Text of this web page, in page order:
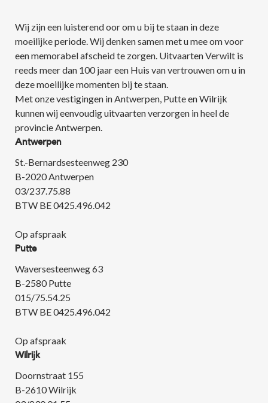
Wij zijn een luisterend oor om u bij te staan in deze
moeilijke periode. Wij denken samen met u mee om voor
een memorabel afscheid te zorgen. Uitvaarten Verwilt is
reeds meer dan 100 jaar een Huis van vertrouwen om u in
deze moeilijke momenten bij te staan.
Met onze vestigingen in Antwerpen, Putte en Wilrijk
kunnen wij eenvoudig uitvaarten verzorgen in heel de
provincie Antwerpen.
Antwerpen
St.-Bernardsesteenweg 230
B-2020 Antwerpen
03/237.75.88
BTW BE 0425.496.042
Op afspraak
Putte
Waversesteenweg 63
B-2580 Putte
015/75.54.25
BTW BE 0425.496.042
Op afspraak
Wilrijk
Doornstraat 155
B-2610 Wilrijk